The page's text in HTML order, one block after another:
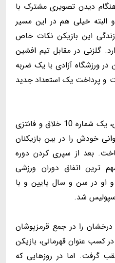
دیدن تصویری مشترک با
خیلی هم در این مسیر
زندگی این بازیکن نکات خاص
گلزنی در مقابل تیم افشین
ورزشگاه آزادی با یک ضربه
و پرداخت یک استعداد جدید
ستاره ای با تم فوتبالی سنتی، یک شماره 10 خلاق و فانتزی
خودش را در بین بازیکنان
بعد از سپری کردن دوره
ترین اتفاق دوران ورزشی
او در سن و سال پایین و با
شد.
را در جمع قرمزپوشان
کسب عنوان قهرمانی، بازیکن
گرفت. اما در روزهایی که